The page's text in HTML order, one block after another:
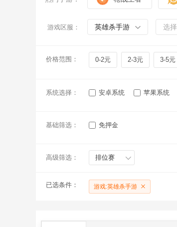
游戏区服： 英雄杀手游 选
价格范围： 0-2元 2-3元 3-5元
系统选择： 安卓系统 苹果系统
基础筛选： 免押金
高级筛选： 排位赛
已选条件： 游戏:英雄杀手游